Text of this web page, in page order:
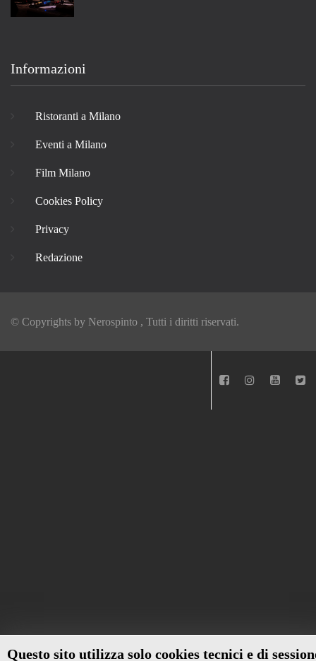
Questo sito utilizza solo cookies tecnici e di
Informazioni
Ristoranti a Milano
Eventi a Milano
Film Milano
Cookies Policy
Privacy
Redazione
© Copyrights by Nerospinto , Tutti i diritti riservati.